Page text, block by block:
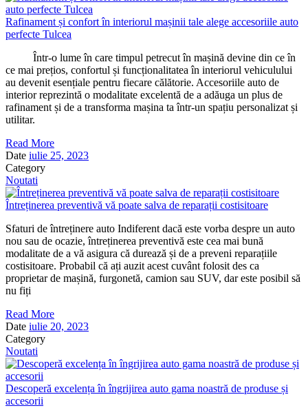
Rafinament și confort în interiorul mașinii tale alege accesoriile auto
perfecte Tulcea
Într-o lume în care timpul petrecut în mașină devine din ce în
ce mai prețios, confortul și funcționalitatea în interiorul vehiculului
au devenit esențiale pentru fiecare călătorie. Accesoriile auto de
interior reprezintă o modalitate excelentă de a adăuga un plus de
rafinament și de a transforma mașina ta într-un spațiu personalizat și
utilitar.
Read More
Date iulie 25, 2023
Category
Noutati
Întreținerea preventivă vă poate salva de reparații costisitoare
Sfaturi de întreținere auto Indiferent dacă este vorba despre un auto
nou sau de ocazie, întreținerea preventivă este cea mai bună
modalitate de a vă asigura că durează și de a preveni reparațiile
costisitoare. Probabil că ați auzit acest cuvânt folosit des ca
proprietar de mașină, furgonetă, camion sau SUV, dar este posibil să
nu fiți
Read More
Date iulie 20, 2023
Category
Noutati
Descoperă excelența în îngrijirea auto gama noastră de produse și
accesorii